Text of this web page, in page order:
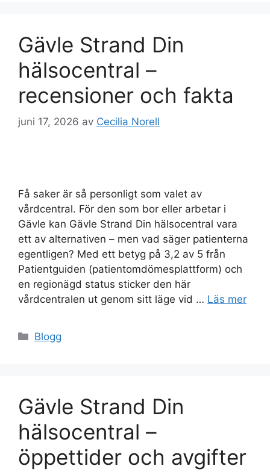
Gävle Strand Din
hälsocentral –
recensioner och fakta
juni 17, 2026 av Cecilia Norell
Få saker är så personligt som valet av
vårdcentral. För den som bor eller arbetar i
Gävle kan Gävle Strand Din hälsocentral vara
ett av alternativen – men vad säger patienterna
egentligen? Med ett betyg på 3,2 av 5 från
Patientguiden (patientomdömesplattform) och
en regionägd status sticker den här
vårdcentralen ut genom sitt läge vid … Läs mer
Kategorier
Blogg
Gävle Strand Din
hälsocentral –
öppettider och avgifter